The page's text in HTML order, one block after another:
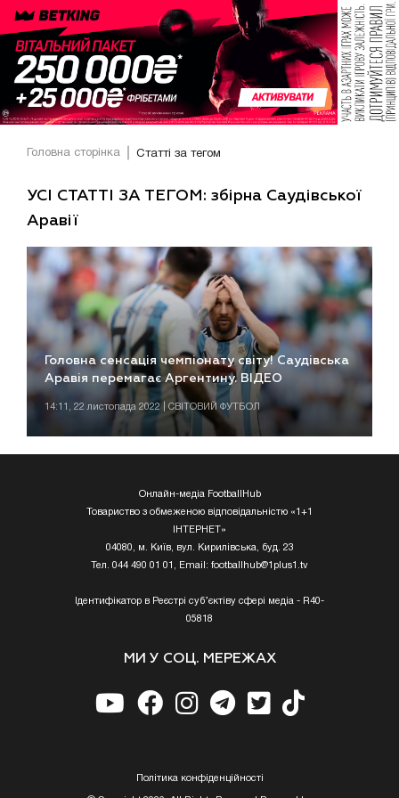
Головна сторінка Статті за тегом
УСІ СТАТТІ ЗА ТЕГОМ: збірна Саудівської
Аравії
Головна сенсація чемпіонату світу! Саудівська
Аравія перемагає Аргентину. ВІДЕО
14:11, 22 листопада 2022 | СВІТОВИЙ ФУТБОЛ
Онлайн-медіа FootballHub
Товариство з обмеженою відповідальністю «1+1
ІНТЕРНЕТ»
04080, м. Київ, вул. Кирилівська, буд. 23
Тел. 044 490 01 01, Email: footballhub@1plus1.tv
Ідентифікатор в Реєстрі суб’єктіву сфері медіа - R40-
05818
МИ У СОЦ. МЕРЕЖАХ
Полiтика конфiденцiйностi